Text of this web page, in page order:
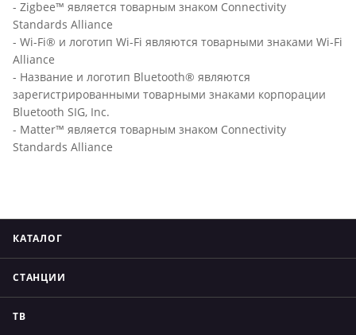
- Zigbee™ является товарным знаком Connectivity
Standards Alliance
- Wi-Fi® и логотип Wi-Fi являются товарными знаками Wi-Fi
Alliance
- Название и логотип Bluetooth® являются
зарегистрированными товарными знаками корпорации
Bluetooth SIG, Inc.
- Matter™ является товарным знаком Connectivity
Standards Alliance
КАТАЛОГ
СТАНЦИИ
ТВ